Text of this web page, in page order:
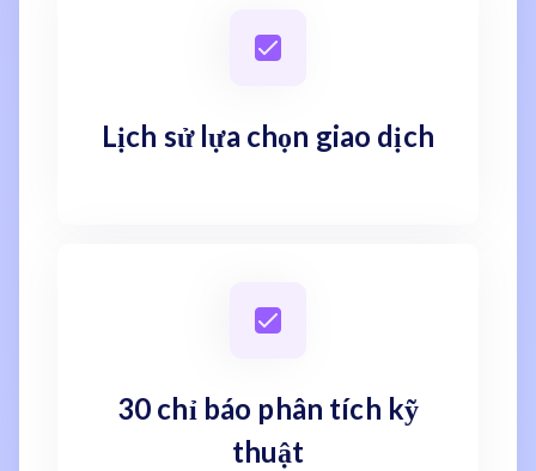
Lịch sử lựa chọn giao dịch
30 chỉ báo phân tích kỹ
thuật